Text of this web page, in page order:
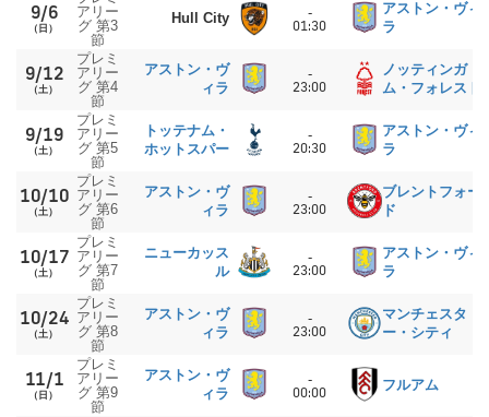
9/6
（日）
アリー
グ 第3
節
Hull City
-
01:30
アストン・ヴィ
ラ
9/12
（土）
プレミ
アリー
グ 第4
節
アストン・ヴ
ィラ
-
23:00
ノッティンガ
ム・フォレスト
9/19
（土）
プレミ
アリー
グ 第5
節
トッテナム・
ホットスパー
-
20:30
アストン・ヴィ
ラ
10/10
（土）
プレミ
アリー
グ 第6
節
アストン・ヴ
ィラ
-
23:00
ブレントフォー
ド
10/17
（土）
プレミ
アリー
グ 第7
節
ニューカッス
ル
-
23:00
アストン・ヴィ
ラ
10/24
（土）
プレミ
アリー
グ 第8
節
アストン・ヴ
ィラ
-
23:00
マンチェスタ
ー・シティ
11/1
（日）
プレミ
アリー
グ 第9
節
アストン・ヴ
ィラ
-
00:00
フルアム